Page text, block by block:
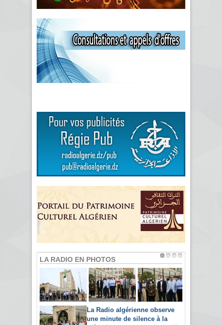
LA RADIO EN PHOTOS
La Radio algérienne observe
une minute de silence à la